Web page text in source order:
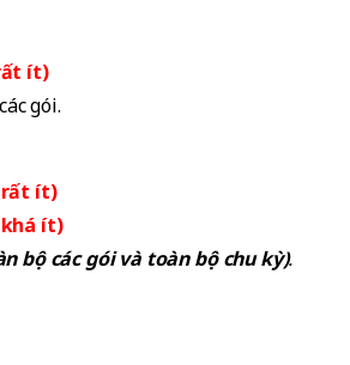
ít)
gói.
rất ít)
khá ít)
bộ các gói và toàn bộ chu kỳ).